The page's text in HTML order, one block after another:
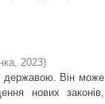
, 2023)
державою. Він може
нових законів,